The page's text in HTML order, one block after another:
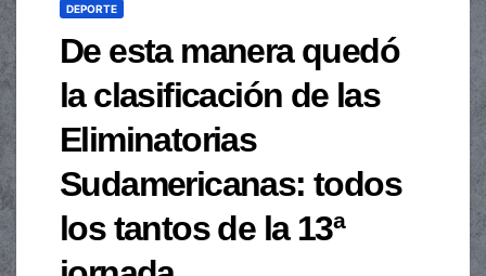
DEPORTE
De esta manera quedó
la clasificación de las
Eliminatorias
Sudamericanas: todos
los tantos de la 13ª